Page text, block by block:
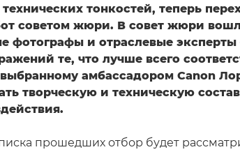
тонкостей, теперь
советом жюри. В совет жюри
фотографы и отраслевые
те, что лучше всего
выбранному амбассадором Canon
творческую и техническую
прошедших отбор будет